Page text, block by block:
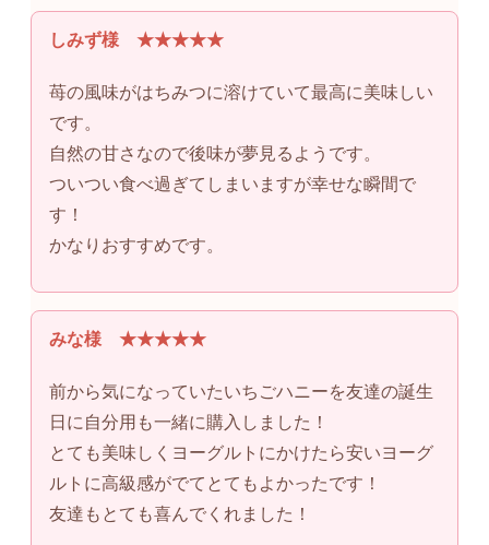
しみず様 ★★★★★
苺の風味がはちみつに溶けていて最高に美味しい
です。
自然の甘さなので後味が夢見るようです。
ついつい食べ過ぎてしまいますが幸せな瞬間で
す！
かなりおすすめです。
みな様 ★★★★★
前から気になっていたいちごハニーを友達の誕生
日に自分用も一緒に購入しました！
とても美味しくヨーグルトにかけたら安いヨーグ
ルトに高級感がでてとてもよかったです！
友達もとても喜んでくれました！